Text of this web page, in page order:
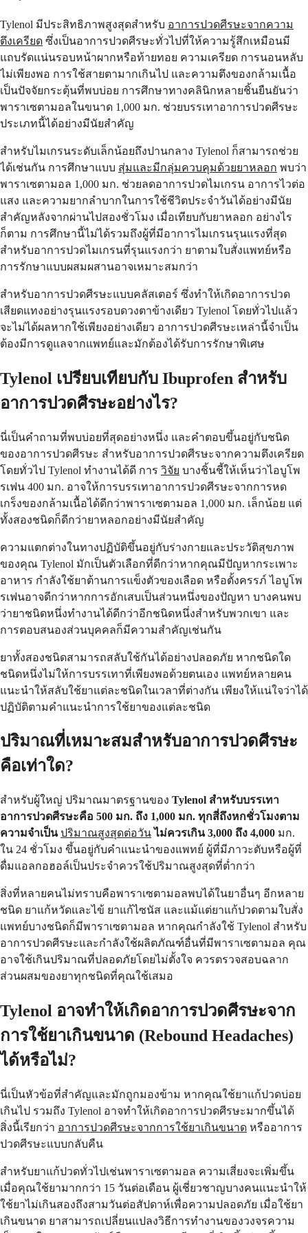
Tylenol มีประสิทธิภาพสูงสุดสำหรับ อาการปวดศีรษะจากความ
ตึงเครียด ซึ่งเป็นอาการปวดศีรษะทั่วไปที่ให้ความรู้สึกเหมือนมี
แถบรัดแน่นรอบหน้าผากหรือท้ายทอย ความเครียด การนอนหลับ
ไม่เพียงพอ การใช้สายตามากเกินไป และความตึงของกล้ามเนื้อ
เป็นปัจจัยกระตุ้นที่พบบ่อย การศึกษาทางคลินิกหลายชิ้นยืนยันว่า
พาราเซตามอลในขนาด 1,000 มก. ช่วยบรรเทาอาการปวดศีรษะ
ประเภทนี้ได้อย่างมีนัยสำคัญ
สำหรับไมเกรนระดับเล็กน้อยถึงปานกลาง Tylenol ก็สามารถช่วย
ได้เช่นกัน การศึกษาแบบ สุ่มและมีกลุ่มควบคุมด้วยยาหลอก พบว่า
พาราเซตามอล 1,000 มก. ช่วยลดอาการปวดไมเกรน อาการไวต่อ
แสง และความยากลำบากในการใช้ชีวิตประจำวันได้อย่างมีนัย
สำคัญหลังจากผ่านไปสองชั่วโมง เมื่อเทียบกับยาหลอก อย่างไร
ก็ตาม การศึกษานี้ไม่ได้รวมถึงผู้ที่มีอาการไมเกรนรุนแรงที่สุด
สำหรับอาการปวดไมเกรนที่รุนแรงกว่า ยาตามใบสั่งแพทย์หรือ
การรักษาแบบผสมผสานอาจเหมาะสมกว่า
สำหรับอาการปวดศีรษะแบบคลัสเตอร์ ซึ่งทำให้เกิดอาการปวด
เสียดแทงอย่างรุนแรงรอบดวงตาข้างเดียว Tylenol โดยทั่วไปแล้ว
จะไม่ได้ผลหากใช้เพียงอย่างเดียว อาการปวดศีรษะเหล่านี้จำเป็น
ต้องมีการดูแลจากแพทย์และมักต้องได้รับการรักษาพิเศษ
Tylenol เปรียบเทียบกับ Ibuprofen สำหรับ
อาการปวดศีรษะอย่างไร?
นี่เป็นคำถามที่พบบ่อยที่สุดอย่างหนึ่ง และคำตอบขึ้นอยู่กับชนิด
ของอาการปวดศีรษะ สำหรับอาการปวดศีรษะจากความตึงเครียด
โดยทั่วไป Tylenol ทำงานได้ดี การ วิจัย บางชิ้นชี้ให้เห็นว่าไอบูโพ
รเฟน 400 มก. อาจให้การบรรเทาอาการปวดศีรษะจากการหด
เกร็งของกล้ามเนื้อได้ดีกว่าพาราเซตามอล 1,000 มก. เล็กน้อย แต่
ทั้งสองชนิดก็ดีกว่ายาหลอกอย่างมีนัยสำคัญ
ความแตกต่างในทางปฏิบัติขึ้นอยู่กับร่างกายและประวัติสุขภาพ
ของคุณ Tylenol มักเป็นตัวเลือกที่ดีกว่าหากคุณมีปัญหากระเพาะ
อาหาร กำลังใช้ยาต้านการแข็งตัวของเลือด หรือตั้งครรภ์ ไอบูโพ
รเฟนอาจดีกว่าหากการอักเสบเป็นส่วนหนึ่งของปัญหา บางคนพบ
ว่ายาชนิดหนึ่งทำงานได้ดีกว่าอีกชนิดหนึ่งสำหรับพวกเขา และ
การตอบสนองส่วนบุคคลก็มีความสำคัญเช่นกัน
ยาทั้งสองชนิดสามารถสลับใช้กันได้อย่างปลอดภัย หากชนิดใด
ชนิดหนึ่งไม่ให้การบรรเทาที่เพียงพอด้วยตนเอง แพทย์หลายคน
แนะนำให้สลับใช้ยาแต่ละชนิดในเวลาที่ต่างกัน เพียงให้แน่ใจว่าได้
ปฏิบัติตามคำแนะนำการใช้ยาของแต่ละชนิด
ปริมาณที่เหมาะสมสำหรับอาการปวดศีรษะ
คือเท่าใด?
สำหรับผู้ใหญ่ ปริมาณมาตรฐานของ Tylenol สำหรับบรรเทา
อาการปวดศีรษะคือ 500 มก. ถึง 1,000 มก. ทุกสี่ถึงหกชั่วโมงตาม
ความจำเป็น ปริมาณสูงสุดต่อวัน ไม่ควรเกิน 3,000 ถึง 4,000 มก.
ใน 24 ชั่วโมง ขึ้นอยู่กับคำแนะนำของแพทย์ ผู้ที่มีภาวะตับหรือผู้ที่
ดื่มแอลกอฮอล์เป็นประจำควรใช้ปริมาณสูงสุดที่ต่ำกว่า
สิ่งที่หลายคนไม่ทราบคือพาราเซตามอลพบได้ในยาอื่นๆ อีกหลาย
ชนิด ยาแก้หวัดและไข้ ยาแก้ไซนัส และแม้แต่ยาแก้ปวดตามใบสั่ง
แพทย์บางชนิดก็มีพาราเซตามอล หากคุณกำลังใช้ Tylenol สำหรับ
อาการปวดศีรษะและกำลังใช้ผลิตภัณฑ์อื่นที่มีพาราเซตามอล คุณ
อาจใช้เกินปริมาณที่ปลอดภัยโดยไม่ตั้งใจ ควรตรวจสอบฉลาก
ส่วนผสมของยาทุกชนิดที่คุณใช้เสมอ
Tylenol อาจทำให้เกิดอาการปวดศีรษะจาก
การใช้ยาเกินขนาด (Rebound Headaches)
ได้หรือไม่?
นี่เป็นหัวข้อที่สำคัญและมักถูกมองข้าม หากคุณใช้ยาแก้ปวดบ่อย
เกินไป รวมถึง Tylenol อาจทำให้เกิดอาการปวดศีรษะมากขึ้นได้
สิ่งนี้เรียกว่า อาการปวดศีรษะจากการใช้ยาเกินขนาด หรืออาการ
ปวดศีรษะแบบกลับคืน
สำหรับยาแก้ปวดทั่วไปเช่นพาราเซตามอล ความเสี่ยงจะเพิ่มขึ้น
เมื่อคุณใช้ยามากกว่า 15 วันต่อเดือน ผู้เชี่ยวชาญบางคนแนะนำให้
ใช้ยาไม่เกินสองถึงสามวันต่อสัปดาห์เพื่อความปลอดภัย เมื่อใช้ยา
เกินขนาด ยาสามารถเปลี่ยนแปลงวิธีการทำงานของวงจรความ